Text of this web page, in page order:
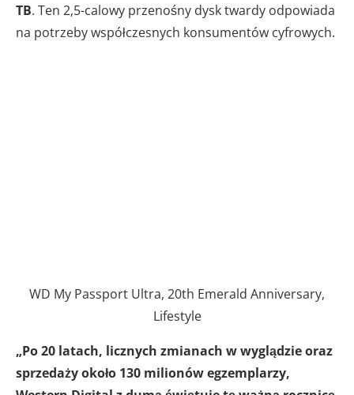
TB. Ten 2,5-calowy przenośny dysk twardy odpowiada
na potrzeby współczesnych konsumentów cyfrowych.
WD My Passport Ultra, 20th Emerald Anniversary,
Lifestyle
„Po 20 latach, licznych zmianach w wyglądzie oraz
sprzedaży około 130 milionów egzemplarzy,